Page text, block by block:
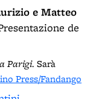
e Matteo
de
Parigi. Sarà
Press/Fandango